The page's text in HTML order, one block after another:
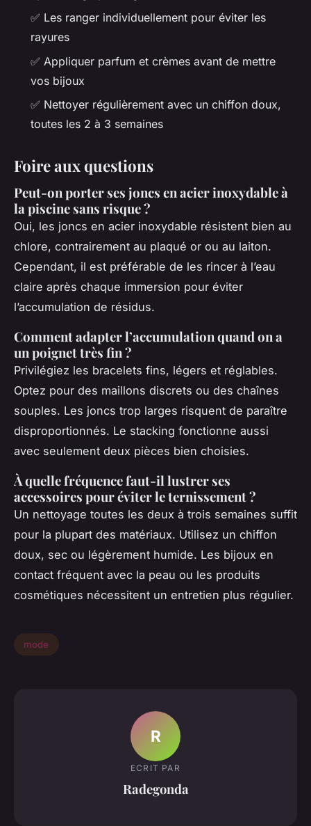
✅ Les ranger individuellement pour éviter les
rayures
✅ Appliquer parfum et crèmes avant de mettre
vos bijoux
✅ Nettoyer régulièrement avec un chiffon doux,
toutes les 2 à 3 semaines
Foire aux questions
Peut-on porter ses joncs en acier inoxydable à
la piscine sans risque ?
Oui, les joncs en acier inoxydable résistent bien au
chlore, contrairement au plaqué or ou au laiton.
Cependant, il est préférable de les rincer à l’eau
claire après chaque immersion pour éviter
l’accumulation de résidus.
Comment adapter l’accumulation quand on a
un poignet très fin ?
Privilégiez les bracelets fins, légers et réglables.
Optez pour des maillons discrets ou des chaînes
souples. Les joncs trop larges risquent de paraître
disproportionnés. Le stacking fonctionne aussi
avec seulement deux pièces bien choisies.
À quelle fréquence faut-il lustrer ses
accessoires pour éviter le ternissement ?
Un nettoyage toutes les deux à trois semaines suffit
pour la plupart des matériaux. Utilisez un chiffon
doux, sec ou légèrement humide. Les bijoux en
contact fréquent avec la peau ou les produits
cosmétiques nécessitent un entretien plus régulier.
mode
R
ECRIT PAR
Radegonda